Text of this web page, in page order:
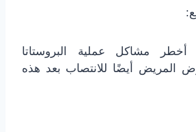
مشاكل عملية البروستاتا
المريض أيضًا للانتصاب بعد هذه